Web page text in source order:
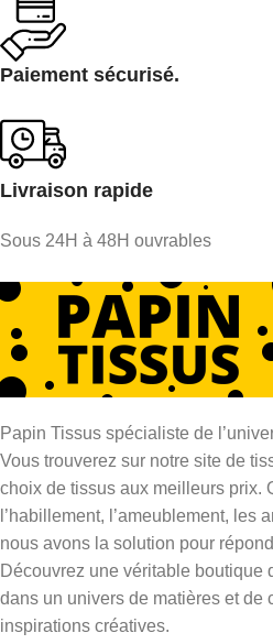
Paiement sécurisé.
Livraison rapide
Sous 24H à 48H ouvrables
Papin Tissus spécialiste de
Vous trouverez sur notre site de
choix de tissus aux meilleurs prix.
l’habillement, l’ameublement, les
nous avons la solution pour
Découvrez une véritable boutique
dans un univers de matières et de
inspirations créatives.